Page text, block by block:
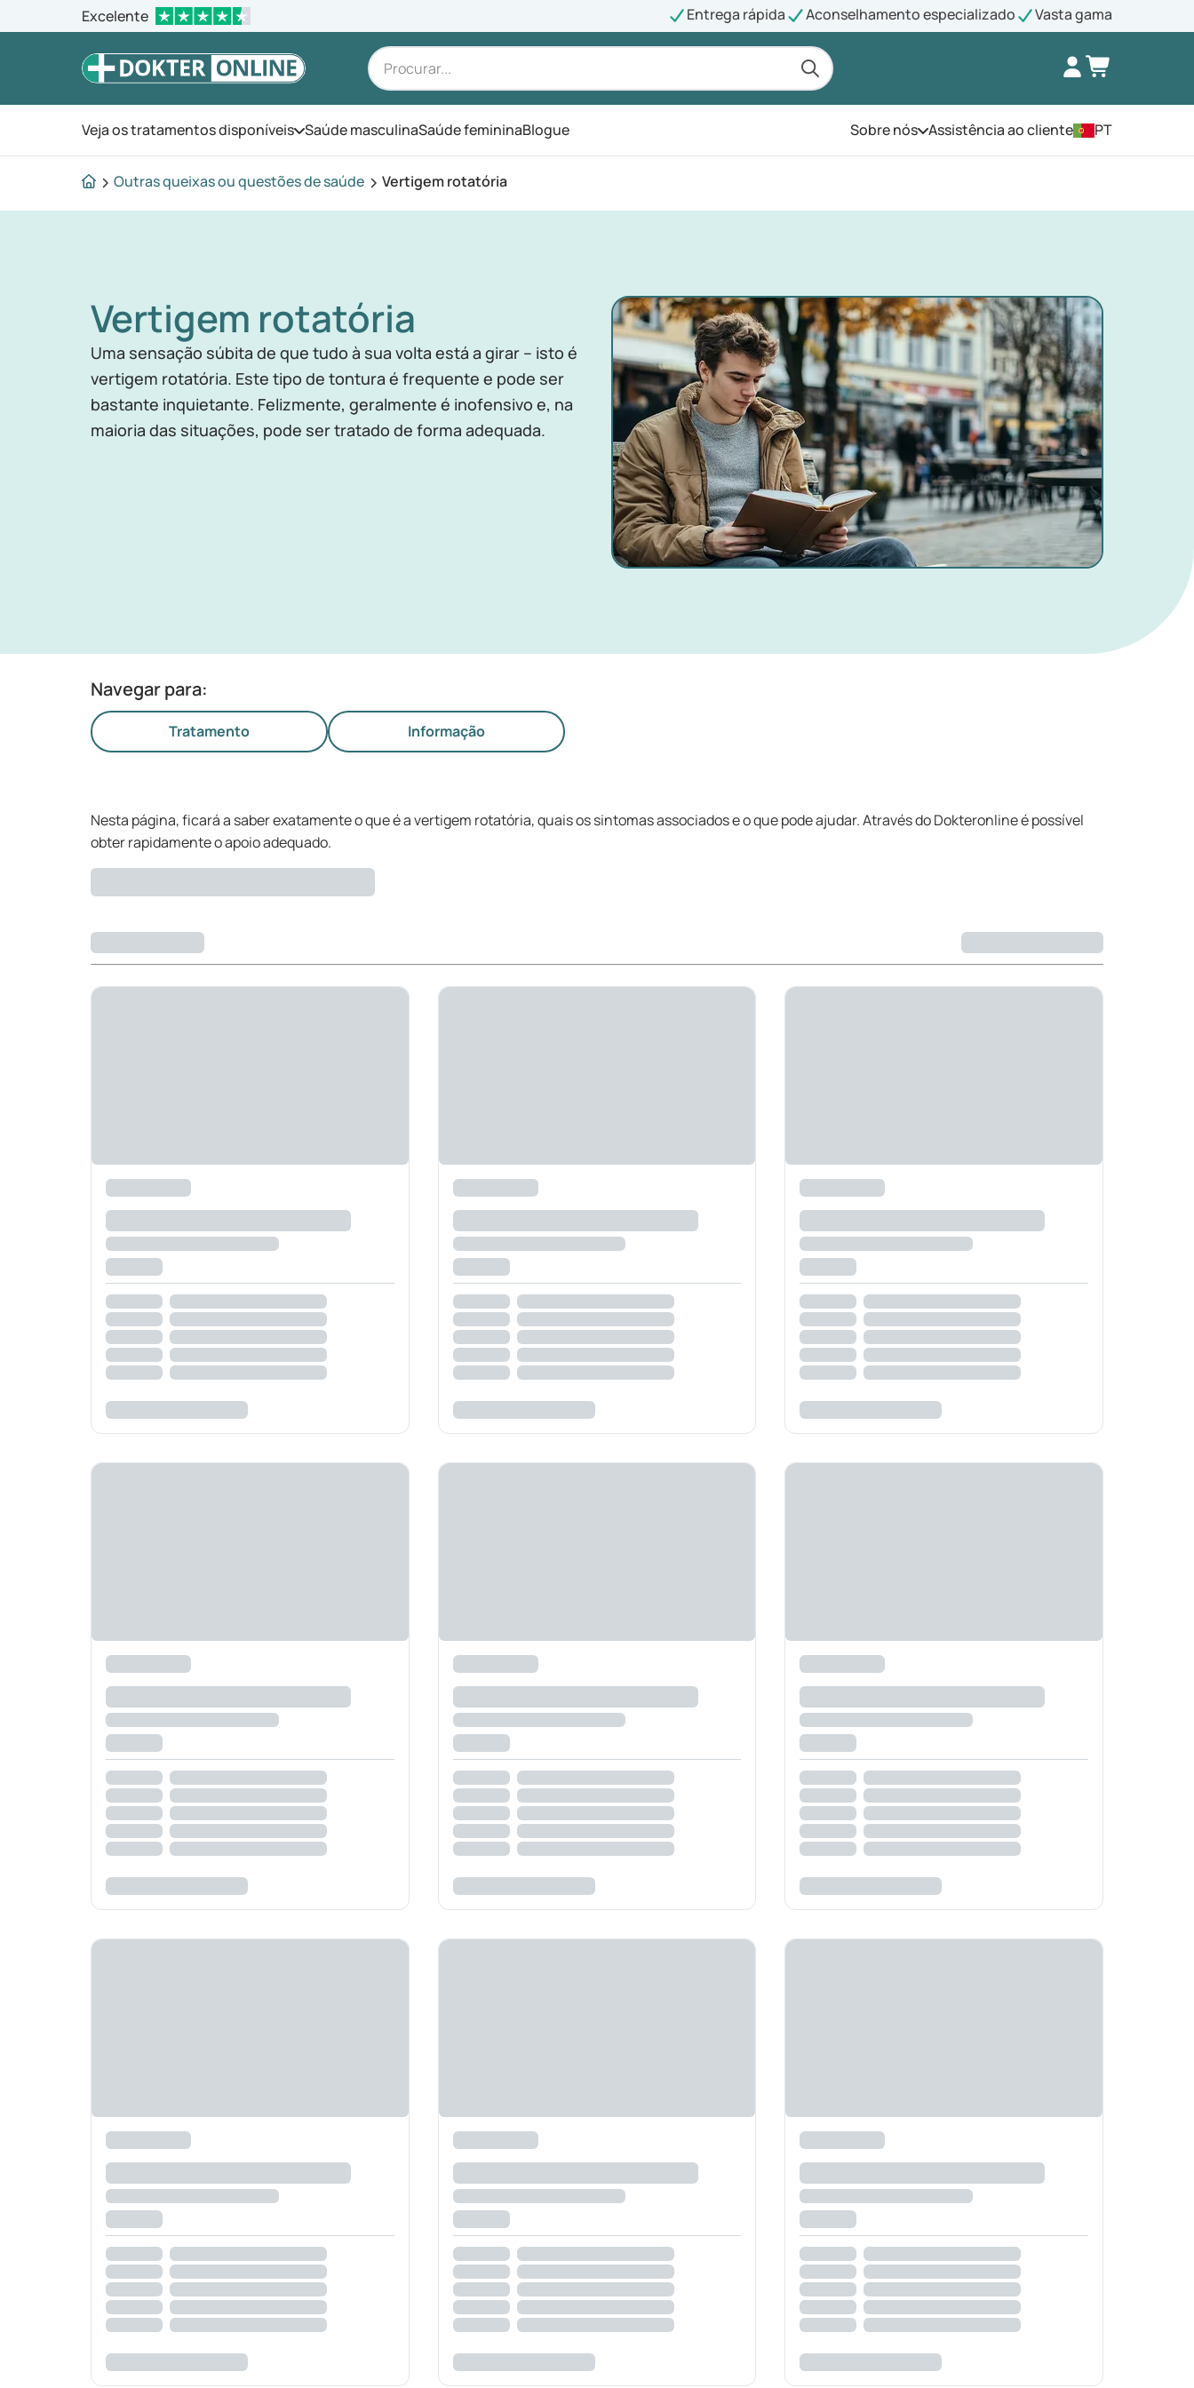
Excelente Entrega rápida Aconselhamento especializado Vasta gama
Veja os tratamentos disponíveisAbra o menu
Saúde masculinaSaúde femininaBlogue Sobre nósAbra o menu
Assistência ao cliente PT
Outras queixas ou questões de saúde Vertigem rotatória
Vertigem rotatória
Uma sensação súbita de que tudo à sua volta está a girar – isto é
vertigem rotatória. Este tipo de tontura é frequente e pode ser
bastante inquietante. Felizmente, geralmente é inofensivo e, na
maioria das situações, pode ser tratado de forma adequada.
Navegar para:
Tratamento Informação
Nesta página, ficará a saber exatamente o que é a vertigem rotatória, quais os sintomas associados e o que pode ajudar. Através do Dokteronline é possível
obter rapidamente o apoio adequado.